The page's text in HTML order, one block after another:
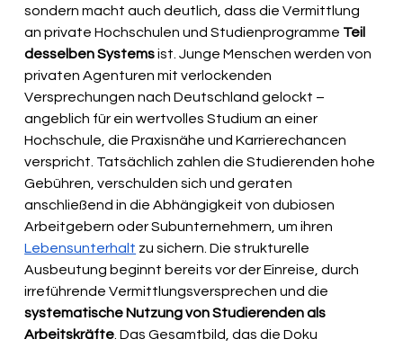
sondern macht auch deutlich, dass die Vermittlung
an private Hochschulen und Studienprogramme Teil
desselben Systems ist. Junge Menschen werden von
privaten Agenturen mit verlockenden
Versprechungen nach Deutschland gelockt –
angeblich für ein wertvolles Studium an einer
Hochschule, die Praxisnähe und Karrierechancen
verspricht. Tatsächlich zahlen die Studierenden hohe
Gebühren, verschulden sich und geraten
anschließend in die Abhängigkeit von dubiosen
Arbeitgebern oder Subunternehmern, um ihren
Lebensunterhalt zu sichern. Die strukturelle
Ausbeutung beginnt bereits vor der Einreise, durch
irreführende Vermittlungsversprechen und die
systematische Nutzung von Studierenden als
Arbeitskräfte . Das Gesamtbild, das die Doku